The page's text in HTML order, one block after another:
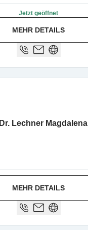
Jetzt geöffnet
MEHR DETAILS
Dr. Lechner Magdalena
MEHR DETAILS